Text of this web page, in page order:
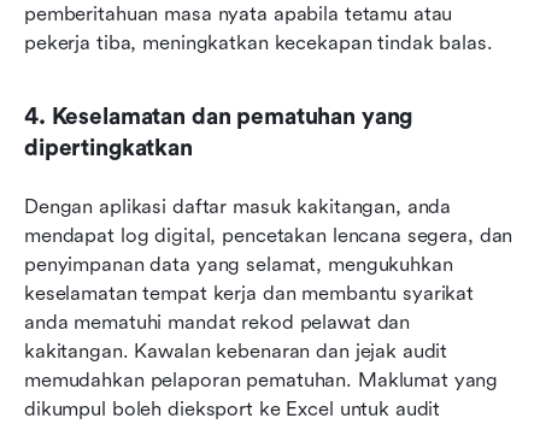
pemberitahuan masa nyata apabila tetamu atau
pekerja tiba, meningkatkan kecekapan tindak balas.
4. Keselamatan dan pematuhan yang
dipertingkatkan
Dengan aplikasi daftar masuk kakitangan, anda
mendapat log digital, pencetakan lencana segera, dan
penyimpanan data yang selamat, mengukuhkan
keselamatan tempat kerja dan membantu syarikat
anda mematuhi mandat rekod pelawat dan
kakitangan. Kawalan kebenaran dan jejak audit
memudahkan pelaporan pematuhan. Maklumat yang
dikumpul boleh dieksport ke Excel untuk audit